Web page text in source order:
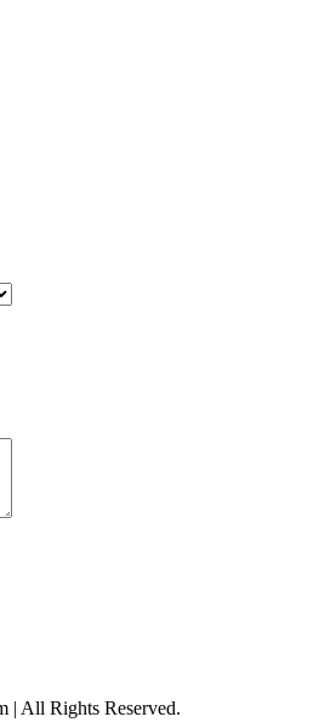
| All Rights Reserved.